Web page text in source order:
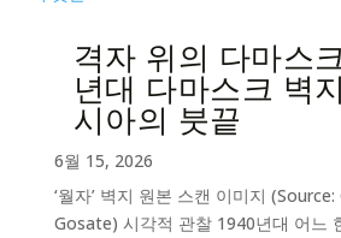
격자 위의 다마스
년대 다마스크 벽
시아의 붓끝
6월 15, 2026
‘월자’ 벽지 원본 스캔 이미지
Gosate) 시각적 관찰 1940년대 어느